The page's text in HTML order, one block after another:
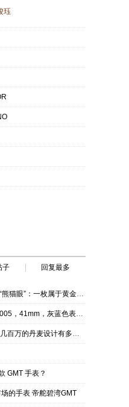
珏
子 回复最多
枚属于黄金年代的经典计时码表
灰蓝色表盘，自动机械机芯（T60
万的丹麦设计有多绝？
GMT 手表？
的手表 帝舵碧湾GMT